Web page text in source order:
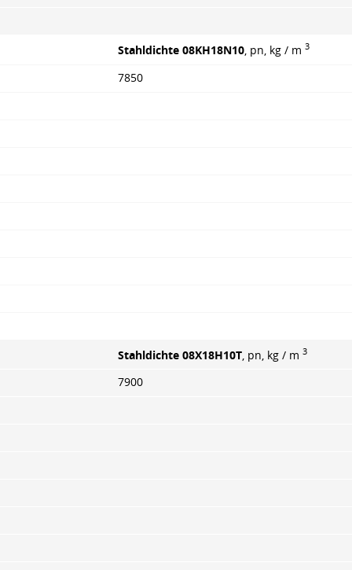
Stahldichte 08KH18N10 , pn, kg / m 3
7850
Stahldichte 08X18H10T , pn, kg / m 3
7900